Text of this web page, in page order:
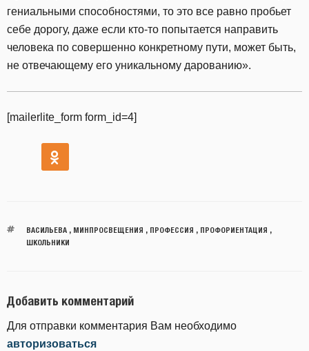
гениальными способностями, то это все равно пробьет
себе дорогу, даже если кто-то попытается направить
человека по совершенно конкретному пути, может быть,
не отвечающему его уникальному дарованию».
[mailerlite_form form_id=4]
ВАСИЛЬЕВА, МИНПРОСВЕЩЕНИЯ , ПРОФЕССИЯ , ПРОФОРИЕНТАЦИЯ ,
ШКОЛЬНИКИ
Добавить комментарий
Для отправки комментария Вам необходимо
авторизоваться